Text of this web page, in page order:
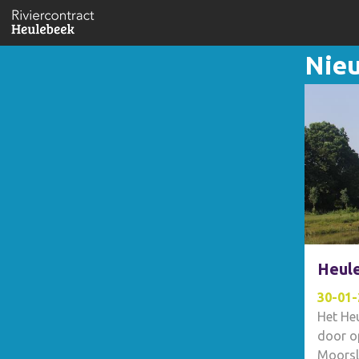
30-01-
Het
door